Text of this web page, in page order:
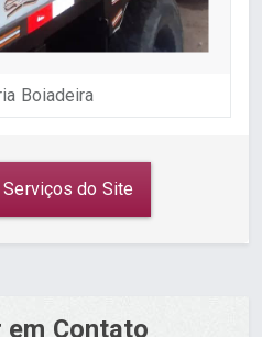
Boiadeira
do Site
em Contato